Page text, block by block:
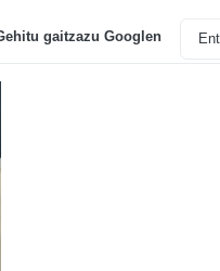
gaitzazu Googlen